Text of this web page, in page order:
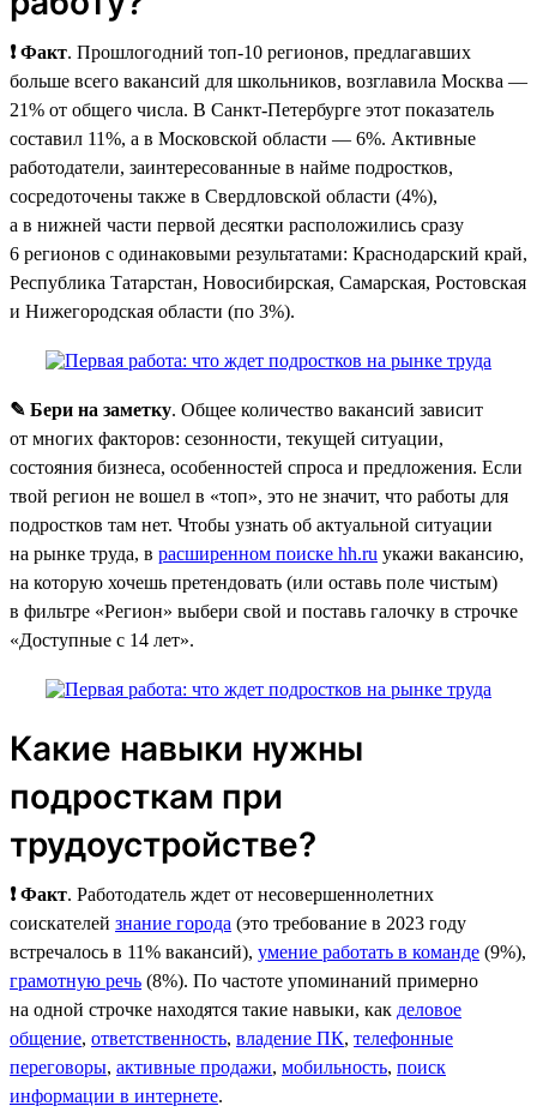
❗ Факт. Прошлогодний топ-10 регионов, предлагавших
больше всего вакансий для школьников, возглавила Москва —
21% от общего числа. В Санкт-Петербурге этот показатель
составил 11%, а в Московской области — 6%. Активные
работодатели, заинтересованные в найме подростков,
сосредоточены также в Свердловской области (4%),
а в нижней части первой десятки расположились сразу
6 регионов с одинаковыми результатами: Краснодарский край,
Республика Татарстан, Новосибирская, Самарская, Ростовская
и Нижегородская области (по 3%).
✎ Бери на заметку. Общее количество вакансий зависит
от многих факторов: сезонности, текущей ситуации,
состояния бизнеса, особенностей спроса и предложения. Если
твой регион не вошел в «топ», это не значит, что работы для
подростков там нет. Чтобы узнать об актуальной ситуации
на рынке труда, в расширенном поиске hh.ru укажи вакансию,
на которую хочешь претендовать (или оставь поле чистым)
в фильтре «Регион» выбери свой и поставь галочку в строчке
«Доступные с 14 лет».
Какие навыки нужны
подросткам при
трудоустройстве?
❗ Факт. Работодатель ждет от несовершеннолетних
соискателей знание города (это требование в 2023 году
встречалось в 11% вакансий), умение работать в команде (9%),
грамотную речь (8%). По частоте упоминаний примерно
на одной строчке находятся такие навыки, как деловое
общение, ответственность, владение ПК, телефонные
переговоры, активные продажи, мобильность, поиск
информации в интернете.